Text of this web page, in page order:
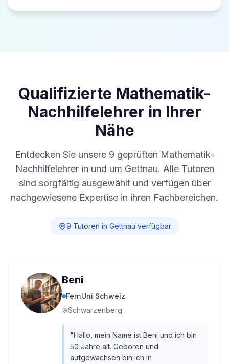
Qualifizierte Mathematik-
Nachhilfelehrer in Ihrer
Nähe
Entdecken Sie unsere 9 geprüften Mathematik-
Nachhilfelehrer in und um Gettnau. Alle Tutoren
sind sorgfältig ausgewählt und verfügen über
nachgewiesene Expertise in ihren Fachbereichen.
9 Tutoren in Gettnau verfügbar
Beni
FernUni Schweiz
Schwarzenberg
"Hallo, mein Name ist Beni und ich bin
50 Jahre alt. Geboren und
aufgewachsen bin ich in